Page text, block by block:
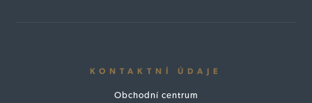
KONTAKTNÍ ÚDAJE
Obchodní centrum